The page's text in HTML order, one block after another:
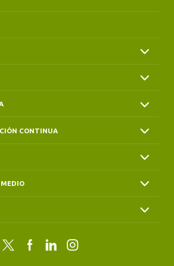
CONTINUA
Twitter FacebookLinkedInInstagram